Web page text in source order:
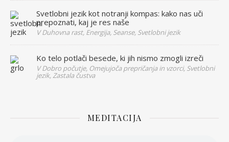
Svetlobni jezik kot notranji kompas: kako nas uči
prepoznati, kaj je res naše
V Duhovna rast, Energija, Seanse, Svetlobni jezik
Ko telo potlači besede, ki jih nismo zmogli izreči
V Dobro počutje, Omejujoča prepričanja in vzorci, Svetlobni
jezik, Zastala čustva
MEDITACIJA